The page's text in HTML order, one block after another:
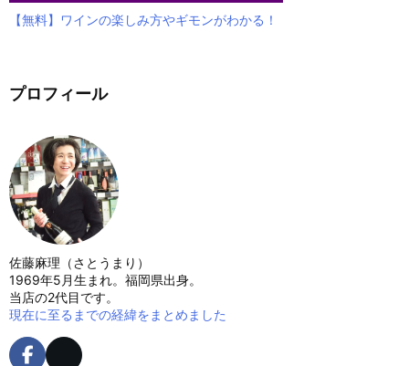
【無料】ワインの楽しみ方やギモンがわかる！
プロフィール
佐藤麻理（さとうまり）
1969年5月生まれ。福岡県出身。
当店の2代目です。
現在に至るまでの経緯をまとめました